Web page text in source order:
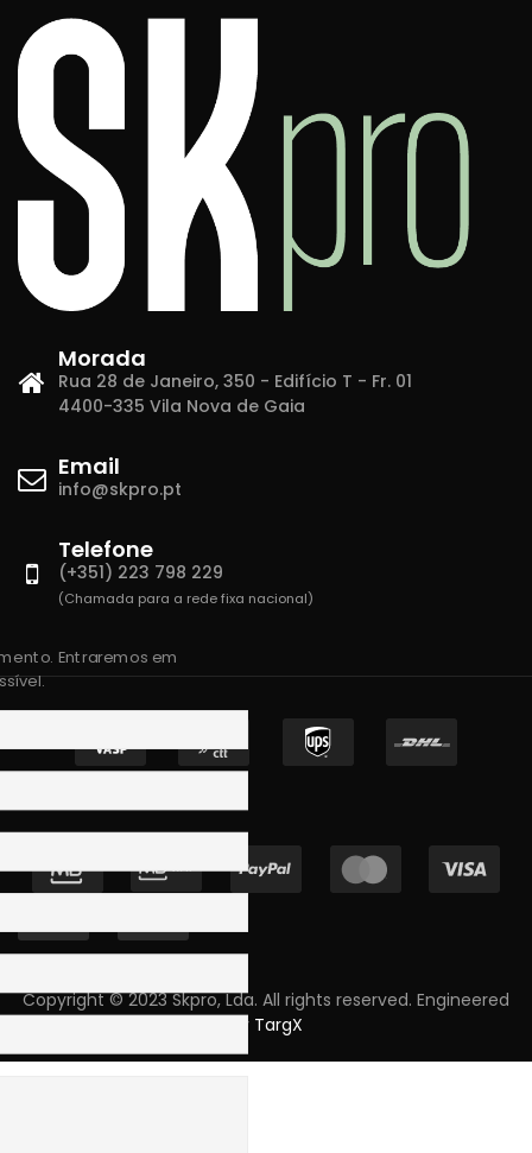
Morada
Rua 28 de Janeiro, 350 - Edifício T - Fr. 01
4400-335 Vila Nova de Gaia
Email
info@skpro.pt
Telefone
(+351) 223 798 229
(Chamada para a rede fixa nacional)
Copyright © 2023 Skpro, Lda. All rights reserved. Engineered
by TargX
Entraremos em